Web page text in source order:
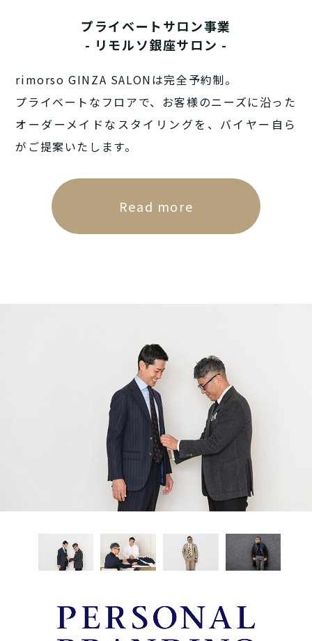
プライベートサロン事業
- リモルソ銀座サロン -
rimorso GINZA SALONは完全予約制。
プライベートなフロアで、お客様のニーズに沿った
オーダーメイドなスタイリングを、バイヤー自ら
がご提案いたします。
Read more